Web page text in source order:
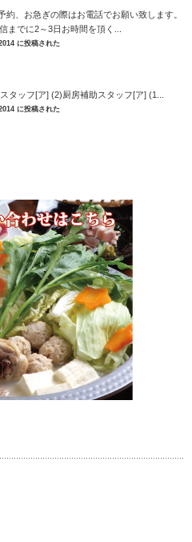
約、お急ぎの際はお電話でお願い致します。
までに2～3日お時間を頂く...
に投稿された
タッフ[ア] (2)厨房補助スタッフ[ア] (1...
に投稿された